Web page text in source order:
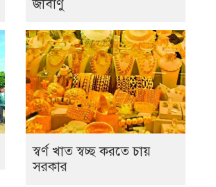
জীবাণু
স্বর্ণ খাত স্বচ্ছ করতে চায়
সরকার